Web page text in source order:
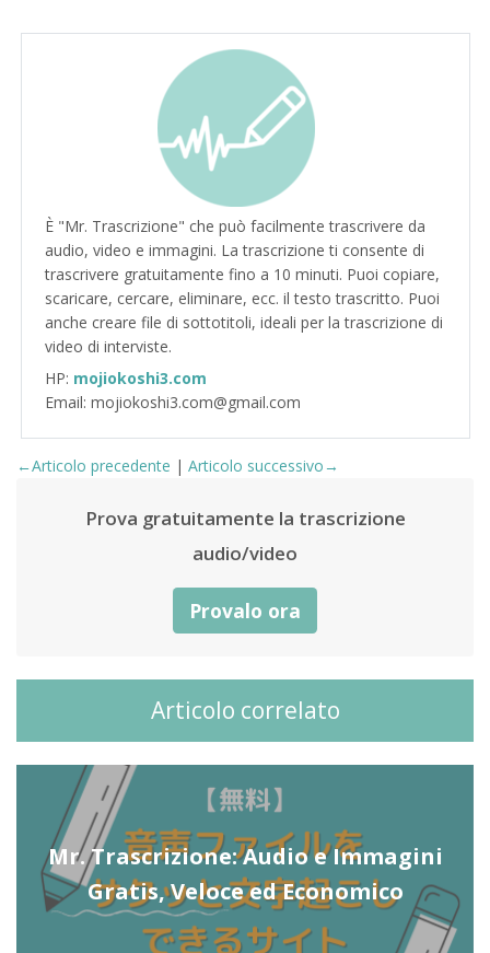
È "Mr. Trascrizione" che può facilmente trascrivere da
audio, video e immagini. La trascrizione ti consente di
trascrivere gratuitamente fino a 10 minuti. Puoi copiare,
scaricare, cercare, eliminare, ecc. il testo trascritto. Puoi
anche creare file di sottotitoli, ideali per la trascrizione di
video di interviste.
HP: mojiokoshi3.com
Email: mojiokoshi3.com@gmail.com
←Articolo precedente | Articolo successivo→
Prova gratuitamente la trascrizione
audio/video
Provalo ora
Articolo correlato
Mr. Trascrizione: Audio e Immagini
Gratis, Veloce ed Economico